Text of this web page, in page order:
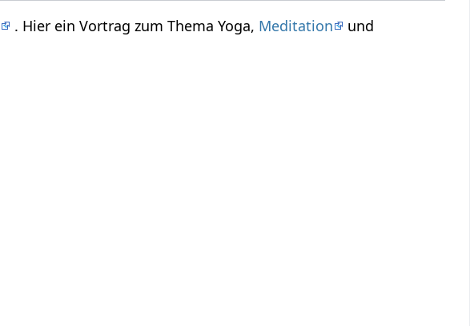
. Hier ein Vortrag zum Thema Yoga, Meditation
und